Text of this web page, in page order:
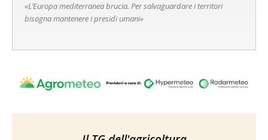
«L’Europa mediterranea brucia. Per salvaguardare i territori
bisogna mantenere i presidi umani»